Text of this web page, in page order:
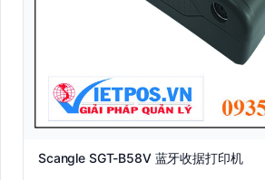
Scangle SGT-B58V 蓝牙收据打印机